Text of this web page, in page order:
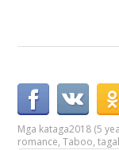
Mga kataga2018 (5
romance,Taboo,